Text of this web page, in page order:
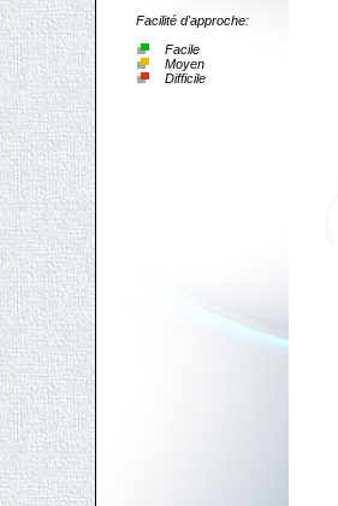
Facilité d'approche:
Facile
Moyen
Difficile